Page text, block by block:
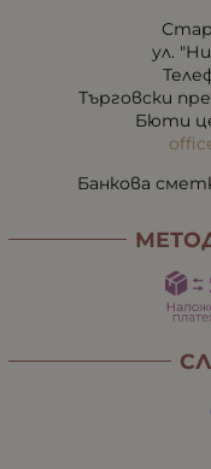
ул.
Търговски
Бюти
Банкова